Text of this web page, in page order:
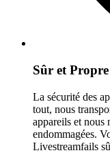
Sûr et Propre
La sécurité des
tout, nous
appareils et nous
endommagées.
Livestreamfails